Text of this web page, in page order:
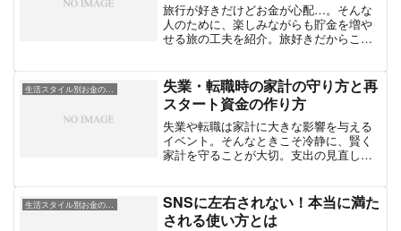
旅行が好きだけどお金が心配…。そんな
人のために、楽しみながらも貯金を増や
せる旅の工夫を紹介。旅好きだからこそ
失業・転職時の家計の守り方と再
スタート資金の作り方
失業や転職は家計に大きな影響を与える
イベント。そんなときこそ冷静に、賢く
家計を守ることが大切。支出の見直し方
生活スタイル別お金の工夫
SNSに左右されない！本当に満た
される使い方とは